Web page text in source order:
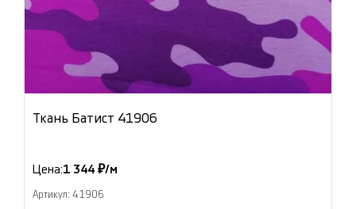
Ткань Батист 41906
Цена:1 344 ₽/м
Артикул: 41906